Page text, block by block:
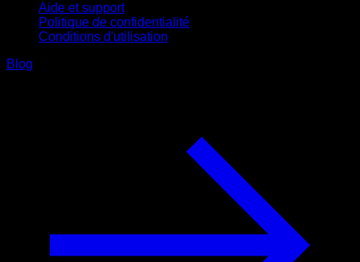
Aide et support
Politique de confidentialité
Conditions d'utilisation
Blog